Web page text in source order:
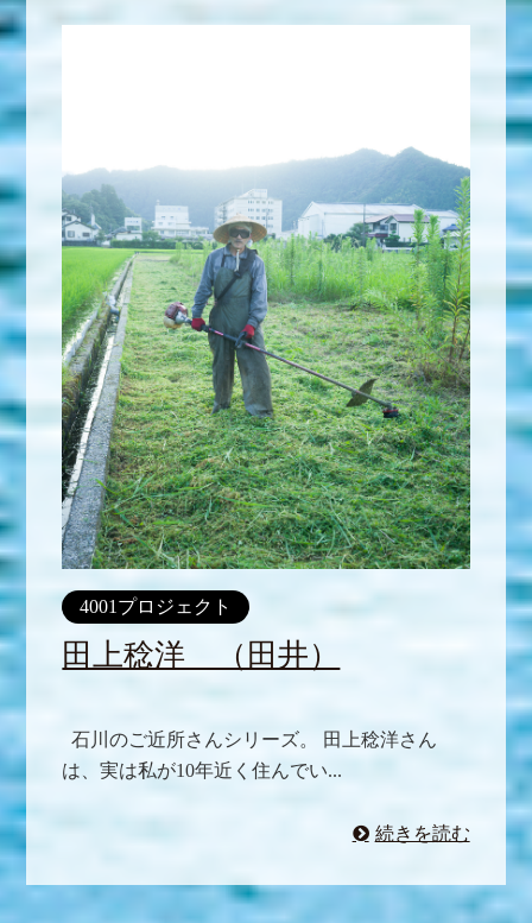
4001プロジェクト
田上稔洋 （田井）
石川のご近所さんシリーズ。 田上稔洋さん
は、実は私が10年近く住んでい...
続きを読む